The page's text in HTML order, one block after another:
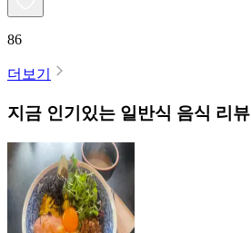
86
더보기
지금 인기있는 일반식 음식 리뷰